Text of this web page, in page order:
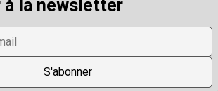
à la newsletter